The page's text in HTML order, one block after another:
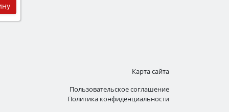
Карта сайта
Пользовательское соглашение
Политика конфиденциальности